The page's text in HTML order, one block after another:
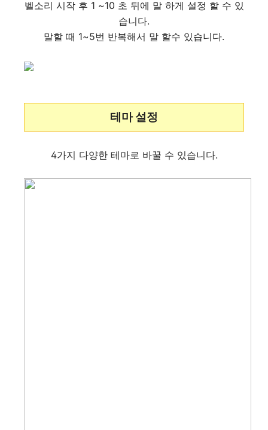
벨소리 시작 후 1 ~10 초 뒤에 말 하게 설정 할 수 있
습니다.
말할 때 1~5번 반복해서 말 할수 있습니다.
테마 설정
4가지 다양한 테마로 바꿀 수 있습니다.